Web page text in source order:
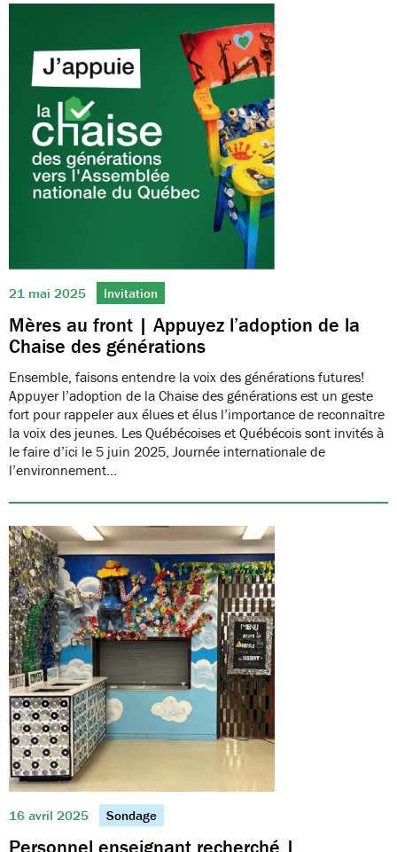
21 mai 2025 Invitation
Mères au front | Appuyez l’adoption de la
Chaise des générations
Ensemble, faisons entendre la voix des générations futures!
Appuyer l’adoption de la Chaise des générations est un geste
fort pour rappeler aux élues et élus l’importance de reconnaître
la voix des jeunes. Les Québécoises et Québécois sont invités à
le faire d’ici le 5 juin 2025, Journée internationale de
l’environnement…
16 avril 2025 Sondage
Personnel enseignant recherché |